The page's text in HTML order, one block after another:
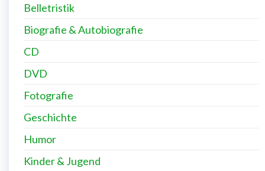
Belletristik
Biografie & Autobiografie
CD
DVD
Fotografie
Geschichte
Humor
Kinder & Jugend